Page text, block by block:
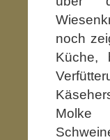
noch
Küche,
Molke